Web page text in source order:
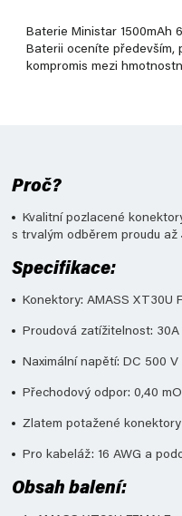
Baterie Ministar 1500mAh
Baterii oceníte především,
kompromis mezi
Proč?
Kvalitní pozlacené
s trvalým odběrem proudu až
Specifikace:
Konektory: AMASS XT30U
Proudová zatížitelnost: 30A
Naximální napětí: DC 500 V
Přechodový odpor: 0,40
Zlatem potažené konektory
Pro kabeláž: 16 AWG a
Obsah balení: